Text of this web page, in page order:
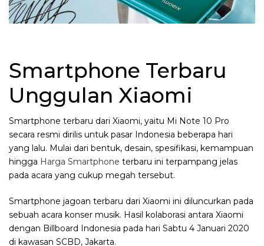
Smartphone Terbaru
Unggulan Xiaomi
Smartphone terbaru dari Xiaomi, yaitu Mi Note 10 Pro
secara resmi dirilis untuk pasar Indonesia beberapa hari
yang lalu. Mulai dari bentuk, desain, spesifikasi, kemampuan
hingga Harga Smartphone terbaru ini terpampang jelas
pada acara yang cukup megah tersebut.
Smartphone jagoan terbaru dari Xiaomi ini diluncurkan pada
sebuah acara konser musik. Hasil kolaborasi antara Xiaomi
dengan Billboard Indonesia pada hari Sabtu 4 Januari 2020
di kawasan SCBD, Jakarta.